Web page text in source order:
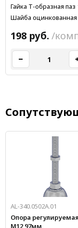
Гайка Т-образная паз
Шайба оцинкованная
198 руб. /
AL-340.0502A.01
Опора
M12 97мм